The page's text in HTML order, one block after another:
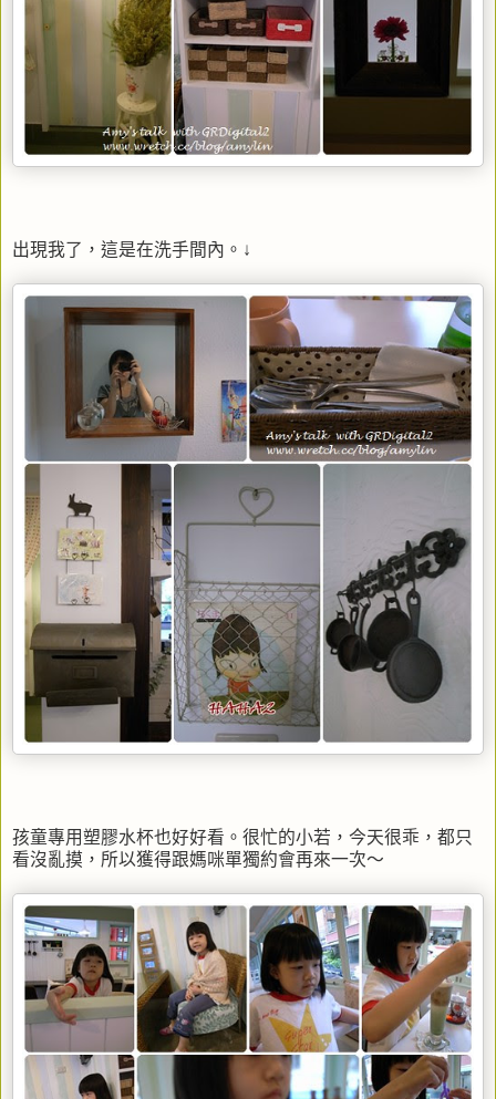
出現我了，這是在洗手間內。↓
孩童專用塑膠水杯也好好看。很忙的小若，今天很乖，都只
看沒亂摸，所以獲得跟媽咪單獨約會再來一次～